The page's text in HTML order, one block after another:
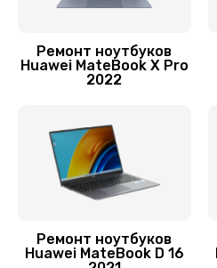
Установка
1760
Ремонт ноутбуков
Huawei MateBook X Pro
2022
Ремонт ноутбуков
Huawei MateBook D 16